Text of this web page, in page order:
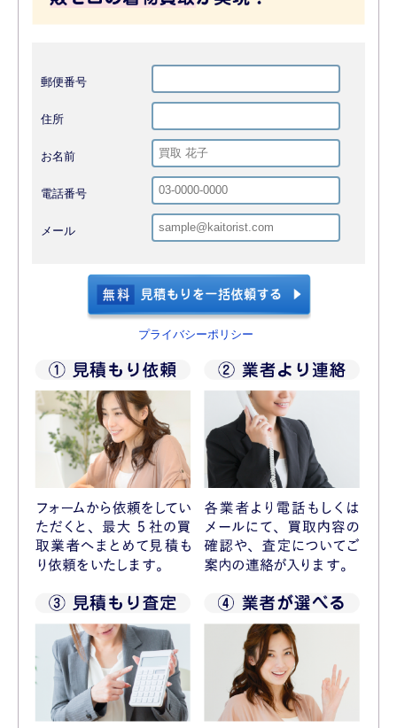
郵便番号
住所
お名前
電話番号
メール
プライバシーポリシー